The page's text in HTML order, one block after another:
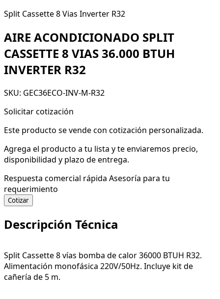
Split Cassette 8 Vias Inverter R32
AIRE ACONDICIONADO SPLIT
CASSETTE 8 VIAS 36.000 BTUH
INVERTER R32
SKU: GEC36ECO-INV-M-R32
Solicitar cotización
Este producto se vende con cotización personalizada.
Agrega el producto a tu lista y te enviaremos precio,
disponibilidad y plazo de entrega.
Respuesta comercial rápida Asesoría para tu
requerimiento
Cotizar
Descripción Técnica
Split Cassette 8 vías bomba de calor 36000 BTUH R32.
Alimentación monofásica 220V/50Hz. Incluye kit de
cañería de 5 m.